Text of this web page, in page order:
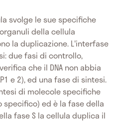
svolge le sue specifiche
della cellula
la duplicazione. L'interfase
due fasi di controllo,
che il DNA non abbia
e 2), ed una fase di sintesi.
di molecole specifiche
ed è la fase della
fase S la cellula duplica il